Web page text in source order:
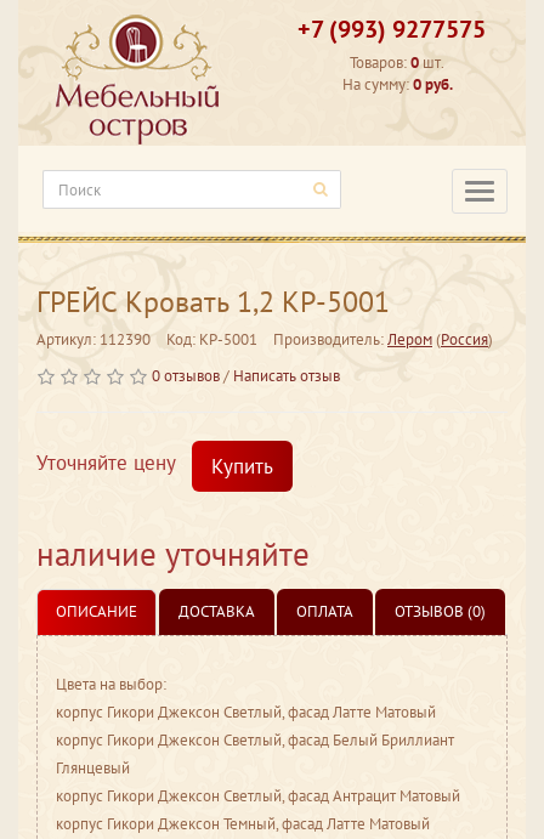
+7 (993) 9277575
Товаров:0 шт.
На сумму:0 руб.
ГРЕЙС Кровать 1,2 КР-5001
Артикул: 112390 Код: КР-5001 Производитель:Лером(Россия)
0 отзывов/ Написать отзыв
Уточняйте цену Купить
наличие уточняйте
ОПИСАНИЕ ДОСТАВКА ОПЛАТА ОТЗЫВОВ (0)
Цвета на выбор:
корпус Гикори Джексон Светлый, фасад Латте Матовый
корпус Гикори Джексон Светлый, фасад Белый Бриллиант
Глянцевый
корпус Гикори Джексон Светлый, фасад Антрацит Матовый
корпус Гикори Джексон Темный, фасад Латте Матовый